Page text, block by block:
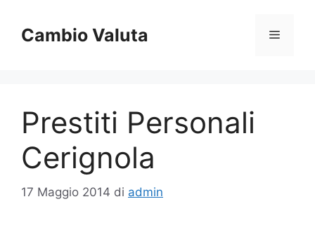
contenuto
Cambio Valuta Menu
Prestiti Personali
Cerignola
17 Maggio 2014 di admin